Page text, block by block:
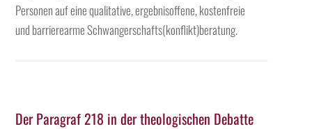
Personen auf eine qualitative, ergebnisoffene, kostenfreie
und barrierearme Schwangerschafts(konflikt)beratung.
Der Paragraf 218 in der theologischen Debatte